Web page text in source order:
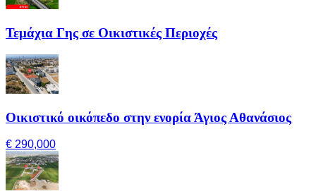
Τεμάχια Γης σε Οικιστικές Περιοχές
Οικιστικό οικόπεδο στην ενορία Άγιος Αθανάσιος
€ 290,000